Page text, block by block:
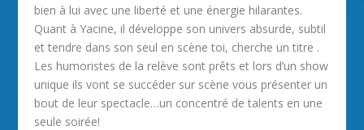
bien à lui avec une liberté et une énergie hilarantes.
Quant à Yacine, il développe son univers absurde, subtil
et tendre dans son seul en scène toi, cherche un titre .
Les humoristes de la relève sont prêts et lors d’un show
unique ils vont se succéder sur scène vous présenter un
bout de leur spectacle…un concentré de talents en une
seule soirée!